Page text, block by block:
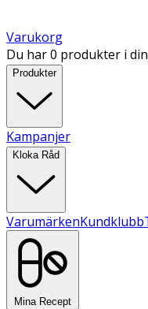
Varukorg
Du har 0 produkter i
Produkter
Kampanjer
Kloka Råd
VarumärkenKundklubb
Mina Recept